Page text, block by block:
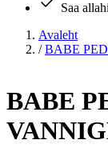
Saa
Avaleht
/ BABE
BABE